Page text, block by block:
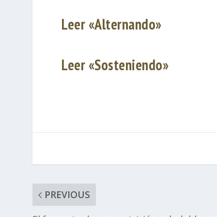
Leer «Alternando»
Leer «Sosteniendo»
PREVIOUS